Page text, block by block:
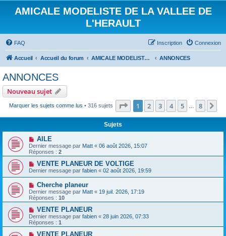
AMICALE MODELISTE DE LA VALLEE DE
L'HERAULT
FAQ Connexion
Inscription
Accueil Accueil du forum AMICALE MODELISTE DE LA VALLEE DE L'HERAULT ANNONCES
ANNONCES
Nouveau sujet
Marquer les sujets comme lus • 316 sujets Page 1sur8
1 2 3 4 5 8
Sujets
AILE
Dernier message par Matt « 06 août 2026, 15:07
Réponses : 2
VENTE PLANEUR DE VOLTIGE
Dernier message par fabien « 02 août 2026, 19:59
Cherche planeur
Dernier message par Matt « 19 juil. 2026, 17:19
Réponses : 10
VENTE PLANEUR
Dernier message par fabien « 28 juin 2026, 07:33
Réponses : 1
VENTE PLANEUR